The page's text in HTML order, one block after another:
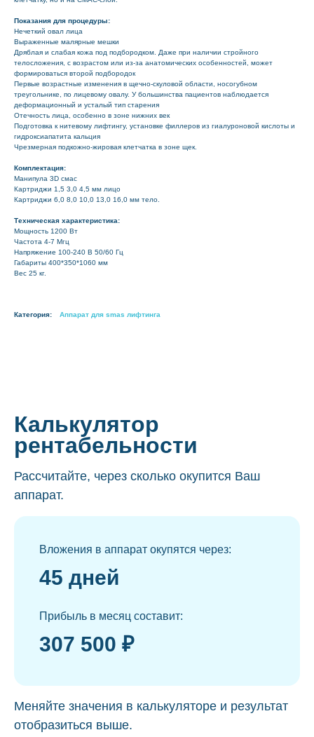
Показания для процедуры:
Нечеткий овал лица
Выраженные малярные мешки
Дряблая и слабая кожа под подбородком. Даже при наличии стройного
телосложения, с возрастом или из-за анатомических особенностей, может
формироваться второй подбородок
Первые возрастные изменения в щечно-скуловой области, носогубном
треугольнике, по лицевому овалу. У большинства пациентов наблюдается
деформационный и усталый тип старения
Отечность лица, особенно в зоне нижних век
Подготовка к нитевому лифтингу, установке филлеров из гиалуроновой кислоты и
гидроксиапатита кальция
Чрезмерная подкожно-жировая клетчатка в зоне щек.
Комплектация:
Манипула 3D смас
Картриджи 1,5 3,0 4,5 мм лицо
Картриджи 6,0 8,0 10,0 13,0 16,0 мм тело.
Техническая характеристика:
Мощность 1200 Вт
Частота 4-7 Мгц
Напряжение 100-240 В 50/60 Гц
Габариты 400*350*1060 мм
Вес 25 кг.
Категория: Аппарат для smas лифтинга
Калькулятор
рентабельности
Рассчитайте, через сколько окупится Ваш
аппарат.
Вложения в аппарат окупятся через:
45 дней
Прибыль в месяц составит:
307 500 ₽
Меняйте значения в калькуляторе и результат
отобразиться выше.